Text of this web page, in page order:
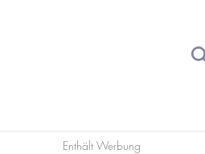
Enthält Werbung